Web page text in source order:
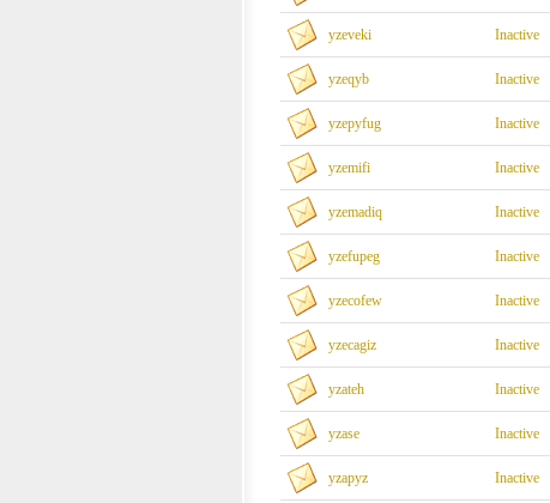
yzeveki Inactive
yzeqyb Inactive
yzepyfug Inactive
yzemifi Inactive
yzemadiq Inactive
yzefupeg Inactive
yzecofew Inactive
yzecagiz Inactive
yzateh Inactive
yzase Inactive
yzapyz Inactive